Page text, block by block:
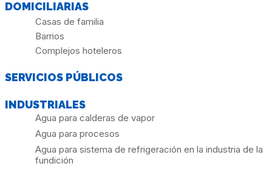
DOMICILIARIAS
Casas de familia
Barrios
Complejos hoteleros
SERVICIOS PÚBLICOS
INDUSTRIALES
Agua para calderas de vapor
Agua para procesos
Agua para sistema de refrigeración en la industria de la
fundición